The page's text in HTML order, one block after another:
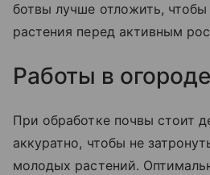
ботвы лучше отложить, чтобы
растения перед активным
Работы в огороде
При обработке почвы стоит
аккуратно, чтобы не
молодых растений.